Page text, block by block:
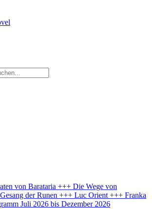
von Barataria +++ Die Wege von
der Runen +++ Luc Orient +++ Franka
Juli 2026 bis Dezember 2026